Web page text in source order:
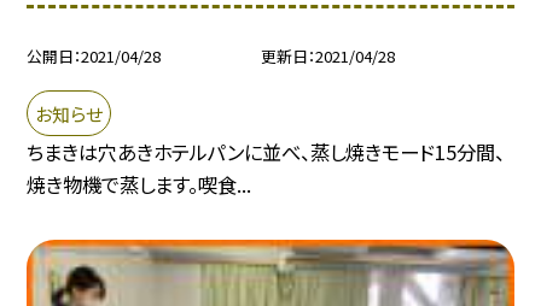
公開日 2021/04/28 更新日 2021/04/28
お知らせ
ちまきは穴あきホテルパンに並べ、蒸し焼きモード15分間、
焼き物機で蒸します。喫食...